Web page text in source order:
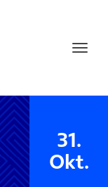
31.
Okt.